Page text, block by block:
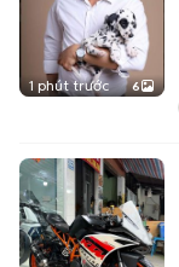
1 phút trước 6